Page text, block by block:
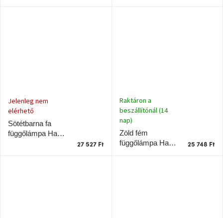
Sötétbarna fa
függőlámpa Halo
Jelenleg nem
elérhető
27 527 Ft
Zöld fém
függőlámpa Halo
Raktáron a
beszállítónál (14
nap)
25 748 Ft